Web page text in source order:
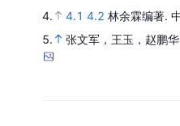
4.
4.1 4.2 林余霖编著.
5.
张文军，王玉，赵鹏